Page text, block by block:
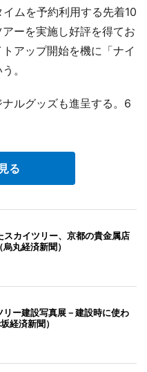
ムを予約利用する先着10
ーを実施し好評を得てお
アップ開始を機に「ナイ
。
ルグッズも進呈する。6
る
カイツリー、京都の貴金属店
丸経済新聞）
ー建設写真展－建設時に使わ
経済新聞）